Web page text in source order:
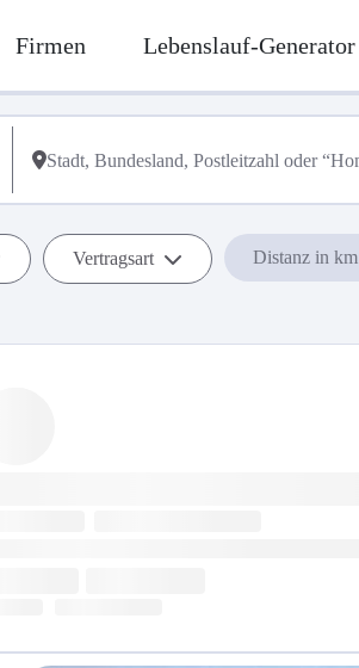
Firmen Lebenslauf-Generator
Vertragsart Distanz in km